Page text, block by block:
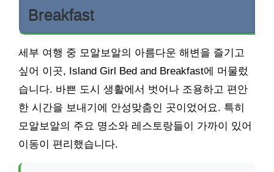
Breakfast
세부 여행 중 모알보알의 아름다운 해변을 즐기고
싶어 이곳, Island Girl Bed and Breakfast에 머물렀
습니다. 바쁜 도시 생활에서 벗어나 조용하고 편안
한 시간을 보내기에 안성맞춤인 곳이었어요. 특히
모알보알의 주요 명소와 레스토랑들이 가까이 있어
이동이 편리했습니다.